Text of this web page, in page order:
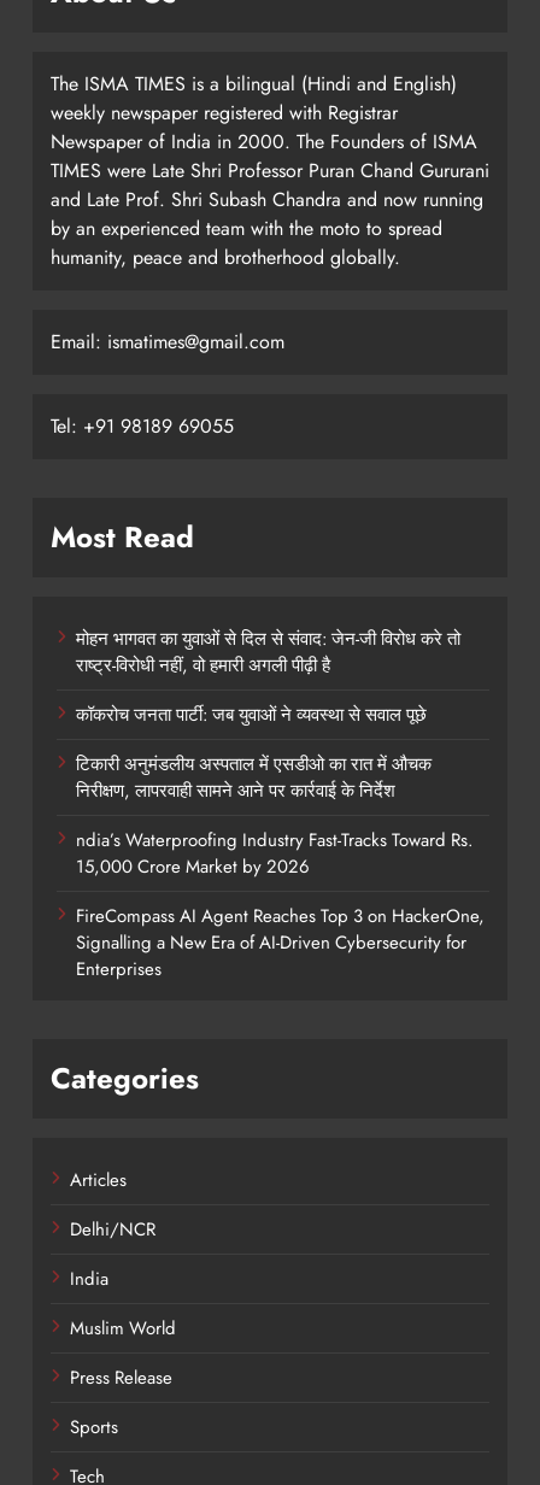
The ISMA TIMES is a bilingual (Hindi and English)
weekly newspaper registered with Registrar
Newspaper of India in 2000. The Founders of ISMA
TIMES were Late Shri Professor Puran Chand Gururani
and Late Prof. Shri Subash Chandra and now running
by an experienced team with the moto to spread
humanity, peace and brotherhood globally.
Email: ismatimes@gmail.com
Tel: +91 98189 69055
Most Read
मोहन भागवत का युवाओं से दिल से संवाद: जेन-जी विरोध करे तो
राष्ट्र-विरोधी नहीं, वो हमारी अगली पीढ़ी है
कॉकरोच जनता पार्टी: जब युवाओं ने व्यवस्था से सवाल पूछे
टिकारी अनुमंडलीय अस्पताल में एसडीओ का रात में औचक
निरीक्षण, लापरवाही सामने आने पर कार्रवाई के निर्देश
ndia’s Waterproofing Industry Fast-Tracks Toward Rs.
15,000 Crore Market by 2026
FireCompass AI Agent Reaches Top 3 on HackerOne,
Signalling a New Era of AI-Driven Cybersecurity for
Enterprises
Categories
Articles
Delhi/NCR
India
Muslim World
Press Release
Sports
Tech